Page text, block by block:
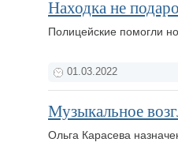
Находка не
Полицейские помогли
01.03.2022
Музыкальное
Ольга Карасева